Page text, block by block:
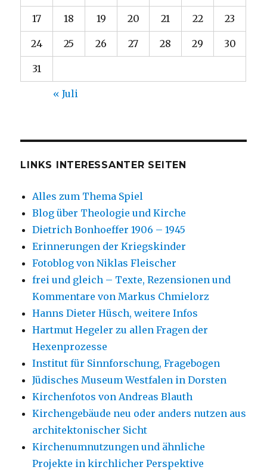
17 18 19 20 21 22 23
24 25 26 27 28 29 30
31
« Juli
LINKS INTERESSANTER SEITEN
Alles zum Thema Spiel
Blog über Theologie und Kirche
Dietrich Bonhoeffer 1906 – 1945
Erinnerungen der Kriegskinder
Fotoblog von Niklas Fleischer
frei und gleich – Texte, Rezensionen und
Kommentare von Markus Chmielorz
Hanns Dieter Hüsch, weitere Infos
Hartmut Hegeler zu allen Fragen der
Hexenprozesse
Institut für Sinnforschung, Fragebogen
Jüdisches Museum Westfalen in Dorsten
Kirchenfotos von Andreas Blauth
Kirchengebäude neu oder anders nutzen aus
architektonischer Sicht
Kirchenumnutzungen und ähnliche
Projekte in kirchlicher Perspektive